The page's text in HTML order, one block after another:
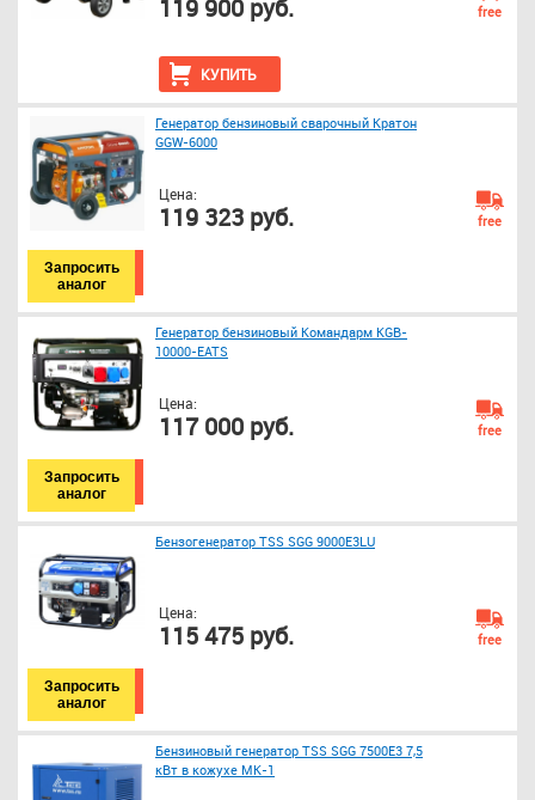
КУПИТЬ
119 900 руб. free
Генератор бензиновый сварочный Кратон
GGW-6000
Цена:
119 323 руб.
Запросить
аналог
free
Генератор бензиновый Командарм KGB-
10000-EATS
Цена:
117 000 руб.
Запросить
аналог
free
Бензогенератор TSS SGG 9000E3LU
Цена:
115 475 руб.
Запросить
аналог
free
Бензиновый генератор TSS SGG 7500Е3 7,5
кВт в кожухе МК-1